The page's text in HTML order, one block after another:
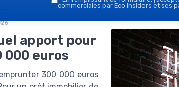
commerciales par Eco Insiders et ses
apport pour
euros
300 000 euros